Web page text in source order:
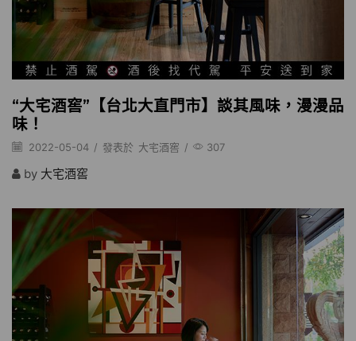
“大宅酒窖”【台北大直門市】談其風味，漫漫品
味！
2022-05-04 / 發表於 大宅酒窖 / 307
by 大宅酒窖